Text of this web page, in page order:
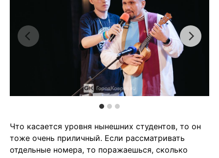
Что касается уровня нынешних студентов, то он
тоже очень приличный. Если рассматривать
отдельные номера, то поражаешься, сколько